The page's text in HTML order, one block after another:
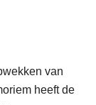
van
heeft de